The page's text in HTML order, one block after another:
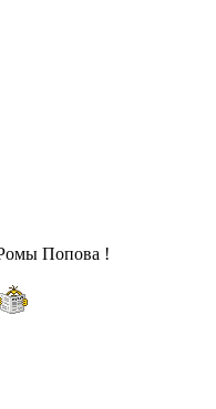
Попова !